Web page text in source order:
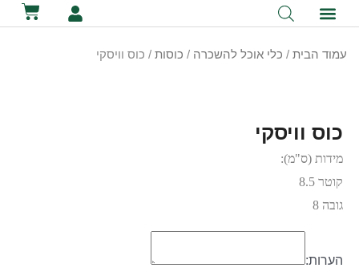
לתוכן
כוס וויסקי
מידות (ס"מ):
קוטר 8.5
גובה 8
הערות:
עמוד הבית / כלי אוכל להשכרה / כוסות / כוס וויסקי